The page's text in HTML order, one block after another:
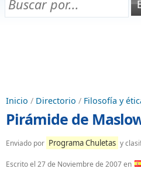
Chuletas para exámenes
Inicio / Directorio / Filosofía y
Pirámide de
Enviado por Programa Chuletas y
Escrito el 27 de Noviembre de 2007en